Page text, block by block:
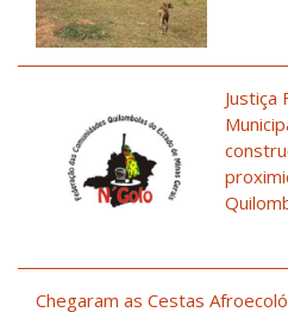
Justiça
Chegaram as Cestas